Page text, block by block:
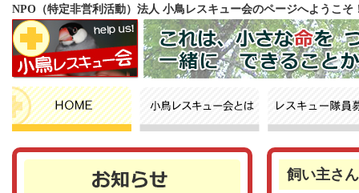
NPO（特定非営利活動）法人 小鳥レスキュー会のページへようこそ
飼い主さ